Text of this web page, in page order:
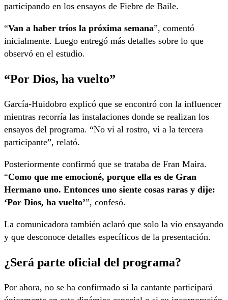
participando en los ensayos de Fiebre de Baile.
“Van a haber tríos la próxima semana”, comentó
inicialmente. Luego entregó más detalles sobre lo que
observó en el estudio.
“Por Dios, ha vuelto”
García-Huidobro explicó que se encontró con la influencer
mientras recorría las instalaciones donde se realizan los
ensayos del programa. “No vi al rostro, vi a la tercera
participante”, relató.
Posteriormente confirmó que se trataba de Fran Maira.
“Como que me emocioné, porque ella es de Gran
Hermano uno. Entonces uno siente cosas raras y dije:
‘Por Dios, ha vuelto’”, confesó.
La comunicadora también aclaró que solo la vio ensayando
y que desconoce detalles específicos de la presentación.
¿Será parte oficial del programa?
Por ahora, no se ha confirmado si la cantante participará